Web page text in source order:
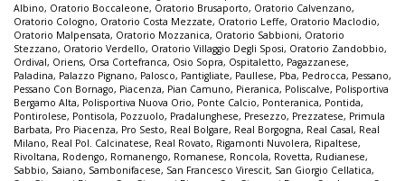
Albino, Oratorio Boccaleone, Oratorio Brusaporto, Oratorio Calvenzano,
Oratorio Cologno, Oratorio Costa Mezzate, Oratorio Leffe, Oratorio Maclodio,
Oratorio Malpensata, Oratorio Mozzanica, Oratorio Sabbioni, Oratorio
Stezzano, Oratorio Verdello, Oratorio Villaggio Degli Sposi, Oratorio Zandobbio,
Ordival, Oriens, Orsa Cortefranca, Osio Sopra, Ospitaletto, Pagazzanese,
Paladina, Palazzo Pignano, Palosco, Pantigliate, Paullese, Pba, Pedrocca, Pessano,
Pessano Con Bornago, Piacenza, Pian Camuno, Pieranica, Poliscalve, Polisportiva
Bergamo Alta, Polisportiva Nuova Orio, Ponte Calcio, Ponteranica, Pontida,
Pontirolese, Pontisola, Pozzuolo, Pradalunghese, Presezzo, Prezzatese, Primula
Barbata, Pro Piacenza, Pro Sesto, Real Bolgare, Real Borgogna, Real Casal, Real
Milano, Real Pol. Calcinatese, Real Rovato, Rigamonti Nuvolera, Ripaltese,
Rivoltana, Rodengo, Romanengo, Romanese, Roncola, Rovetta, Rudianese,
Sabbio, Saiano, Sambonifacese, San Francesco Virescit, San Giorgio Cellatica,